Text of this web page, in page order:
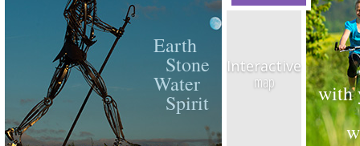
Earth
Stone
Water
Spirit
Interactive
map
with